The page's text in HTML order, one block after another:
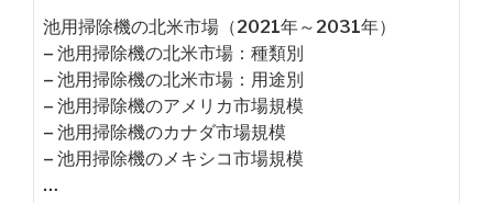
池用掃除機の北米市場（2021年～2031年）
– 池用掃除機の北米市場：種類別
– 池用掃除機の北米市場：用途別
– 池用掃除機のアメリカ市場規模
– 池用掃除機のカナダ市場規模
– 池用掃除機のメキシコ市場規模
…